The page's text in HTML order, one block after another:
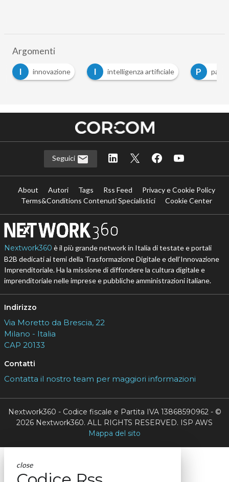
Argomenti
I
innovazione I intelligenza artificiale P
Seguici
About Autori Tags Rss Feed
Privacy e Cookie Policy
Terms&Conditions Contenuti Specialistici
Cookie Center
Nextwork360 è il più grande network in Italia di testate e portali
B2B dedicati ai temi della Trasformazione Digitale e dell’Innovazione
Imprenditoriale. Ha la missione di diffondere la cultura digitale e
imprenditoriale nelle imprese e pubbliche amministrazioni italiane.
Indirizzo
Via Moretto da Brescia, 22
Milano - Italia
CAP 20133
Contatti
Contatta il nostro team per maggiori informazioni
Nextwork360 - Codice fiscale e Partita IVA 13868590962 - ©
2026 Nextwork360. ALL RIGHTS RESERVED. ISP AWS
Mappa del sito
close